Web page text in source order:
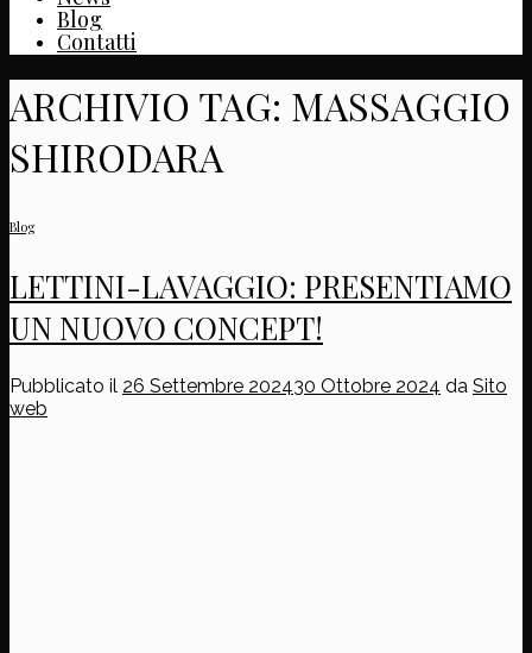
Blog
Contatti
ARCHIVIO TAG: MASSAGGIO
SHIRODARA
Blog
LETTINI-LAVAGGIO: PRESENTIAMO
UN NUOVO CONCEPT!
Pubblicato il 26 Settembre 202430 Ottobre 2024 da Sito
web